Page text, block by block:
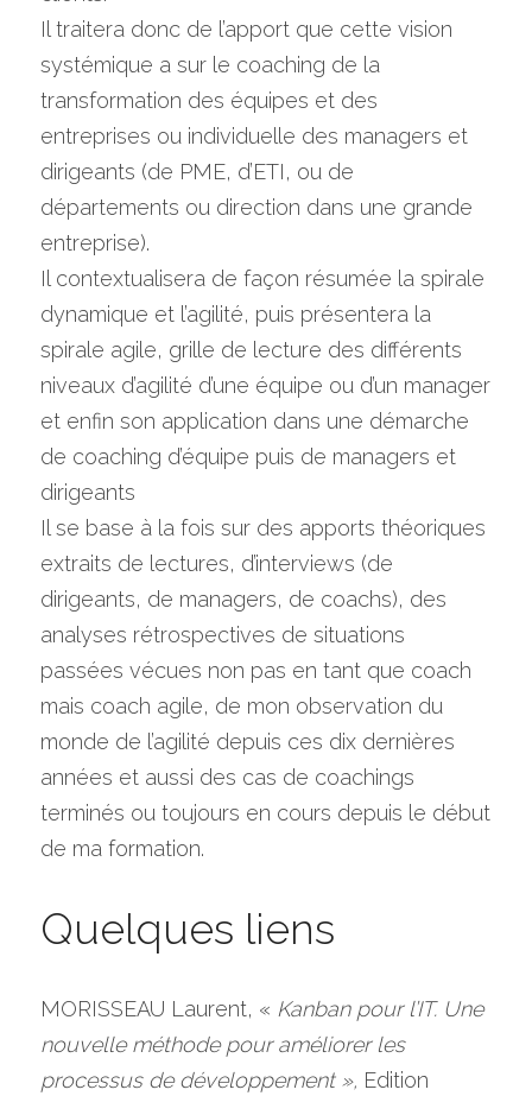
Il traitera donc de l’apport que cette vision
systémique a sur le coaching de la
transformation des équipes et des
entreprises ou individuelle des managers et
dirigeants (de PME, d’ETI, ou de
départements ou direction dans une grande
entreprise).
Il contextualisera de façon résumée la spirale
dynamique et l’agilité, puis présentera la
spirale agile, grille de lecture des différents
niveaux d’agilité d’une équipe ou d’un manager
et enfin son application dans une démarche
de coaching d’équipe puis de managers et
dirigeants
Il se base à la fois sur des apports théoriques
extraits de lectures, d’interviews (de
dirigeants, de managers, de coachs), des
analyses rétrospectives de situations
passées vécues non pas en tant que coach
mais coach agile, de mon observation du
monde de l’agilité depuis ces dix dernières
années et aussi des cas de coachings
terminés ou toujours en cours depuis le début
de ma formation.
Quelques liens
MORISSEAU Laurent, « Kanban pour l’IT. Une
nouvelle méthode pour améliorer les
processus de développement », Edition